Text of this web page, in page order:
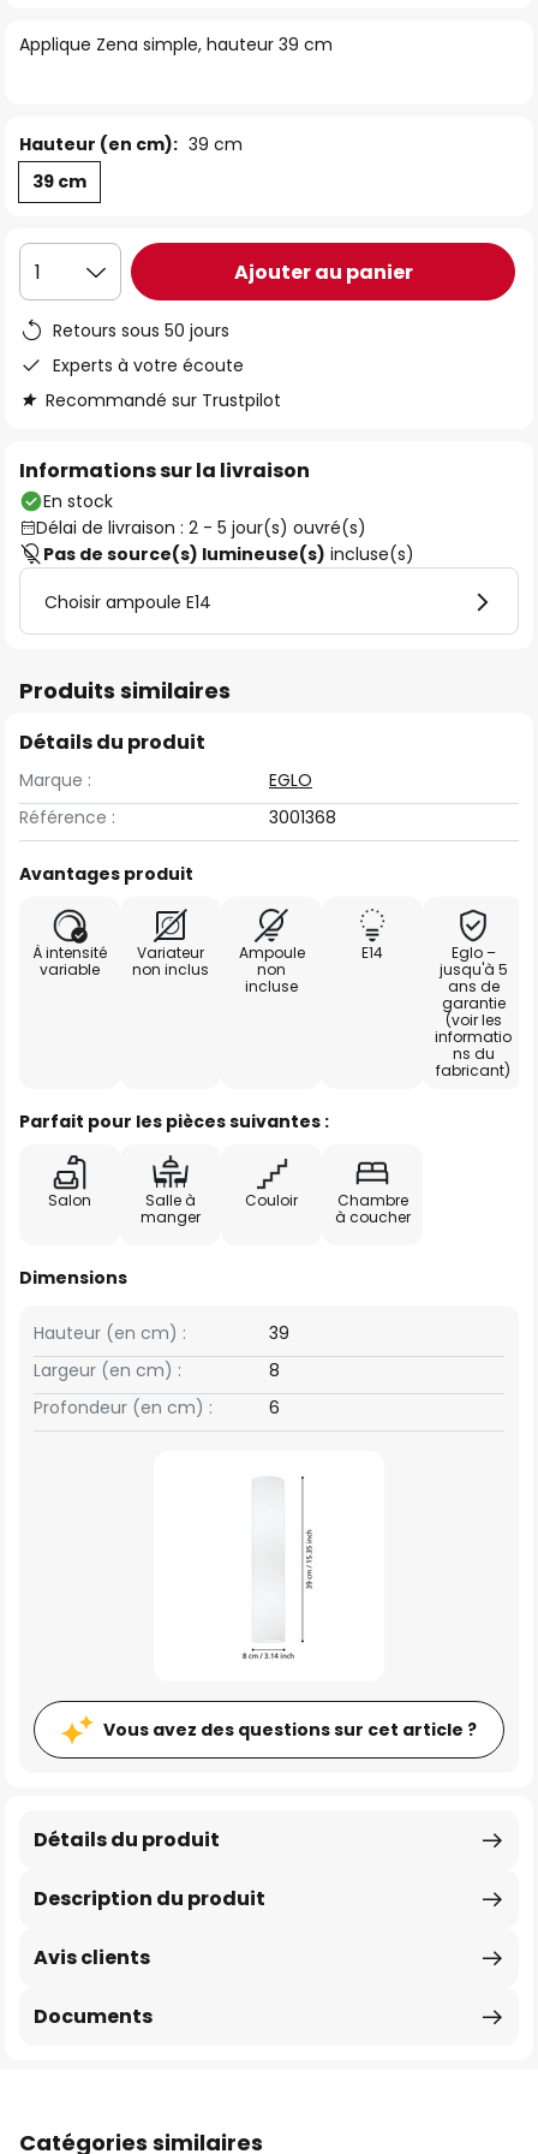
the
Applique Zena simple, hauteur 39 cm
Hauteur (en cm): 39 cm
39 cm
1 Ajouter au panier
Retours sous 50 jours
Experts à votre écoute
Recommandé sur Trustpilot
Informations sur la livraison
En stock
Délai de livraison : 2 - 5 jour(s) ouvré(s)
Pas de source(s) lumineuse(s) incluse(s)
Choisir ampoule E14
Produits similaires
Détails du produit
Marque :
EGLO
Référence :
3001368
Avantages produit
À intensité
variable
Variateur
non inclus
Ampoule
non
incluse
E14
Eglo –
jusqu'à 5
ans de
garantie
(voir les
informatio
ns du
fabricant)
Parfait pour les pièces suivantes :
Salon
Salle à
manger
Couloir
Chambre
à coucher
Dimensions
Largeur (en cm) : 8
Hauteur (en cm) : 39
Profondeur (en cm) : 6
Vous avez des questions sur cet article ?
Description du produit
Détails du produit
Avis clients
Documents
Catégories similaires